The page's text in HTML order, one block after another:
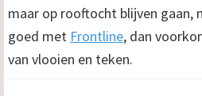
maar op rooftocht blijven gaan,
goed met Frontline, dan
van vlooien en teken.